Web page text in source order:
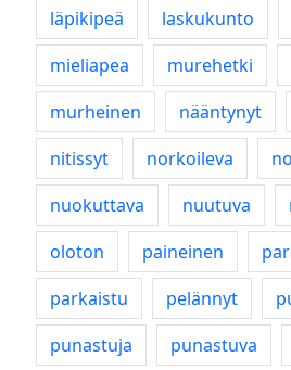
läpikipeä
laskukunto
mieliapea
murehetki
murheinen
nääntynyt
nitissyt
norkoileva
nuokuttava
nuutuva
oloton
paineinen
parkaistu
pelännyt
punastuja
punastuva